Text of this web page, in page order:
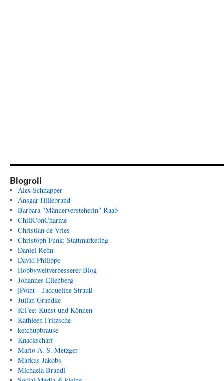
Blogroll
Alex Schnapper
Ansgar Hillebrand
Barbara "Männerversteherin" Raab
ChiliConCharme
Christian de Vries
Christoph Funk: Stattmarketing
Daniel Rehn
David Philippe
Hobbyweltverbesserer-Blog
Johannes Ellenberg
jPoint – Jacqueline Strauß
Julian Grandke
K:Fee: Kunst und Können
Kathleen Fritzsche
ketchupbrause
Knackscharf
Mario A. S. Metzger
Markus Jakobs
Michaela Brandl